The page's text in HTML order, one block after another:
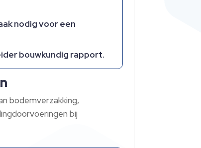
nodig voor een
bouwkundig rapport.​
bodemverzakking,
bij